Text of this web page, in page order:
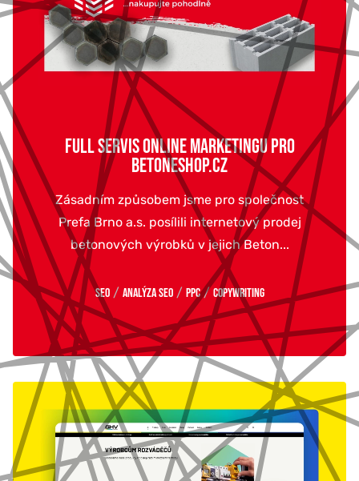
FULL SERVIS ONLINE MARKETINGU PRO
BETONESHOP.CZ
Zásadním způsobem jsme pro společnost
Prefa Brno a.s. posílili internetový prodej
betonových výrobků v jejich Beton...
SEO / Analýza SEO / PPC / Copywriting